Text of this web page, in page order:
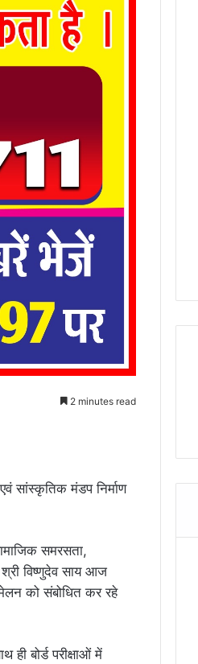
2 minutes read
सांस्कृतिक मंडप निर्माण
समरसता,
विष्णुदेव साय आज
को संबोधित कर रहे
बोर्ड परीक्षाओं में